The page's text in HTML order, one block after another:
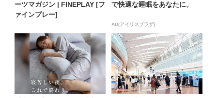
ーツマガジン | FINEPLAY [フ
ァインプレー]
で快適な睡眠をあなたに。
AD(アイリスプラザ)